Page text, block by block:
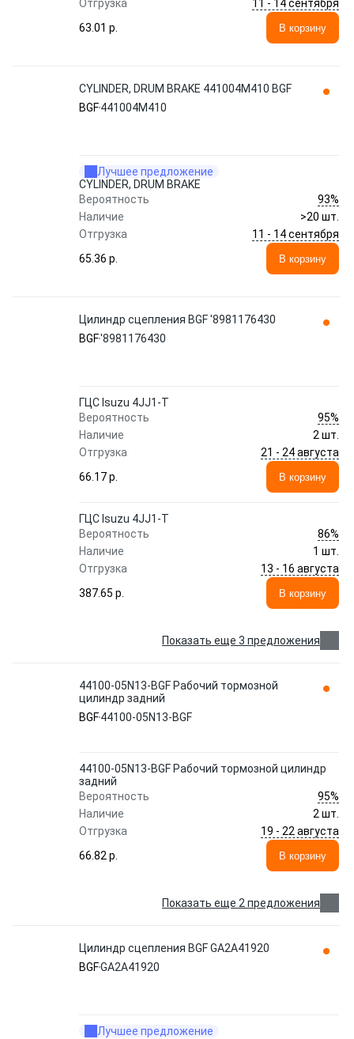
Отгрузка
11 - 14 сентября
63.01 p.
В корзину
CYLINDER, DRUM BRAKE 441004M410 BGF
BGF441004M410
Лучшее предложение
CYLINDER, DRUM BRAKE
Вероятность
93%
Наличие
>20 шт.
Отгрузка
11 - 14 сентября
65.36 p.
В корзину
Цилиндр сцепления BGF '8981176430
BGF'8981176430
ГЦС Isuzu 4JJ1-T
Вероятность
95%
Наличие
2 шт.
Отгрузка
21 - 24 августа
66.17 p.
В корзину
ГЦС Isuzu 4JJ1-T
Вероятность
86%
Наличие
1 шт.
Отгрузка
13 - 16 августа
387.65 p.
В корзину
Показать еще 3 предложения
44100-05N13-BGF Рабочий тормозной
цилиндр задний
BGF44100-05N13-BGF
44100-05N13-BGF Рабочий тормозной цилиндр
задний
Вероятность
95%
Наличие
2 шт.
Отгрузка
19 - 22 августа
66.82 p.
В корзину
Показать еще 2 предложения
Цилиндр сцепления BGF GA2A41920
BGFGA2A41920
Лучшее предложение